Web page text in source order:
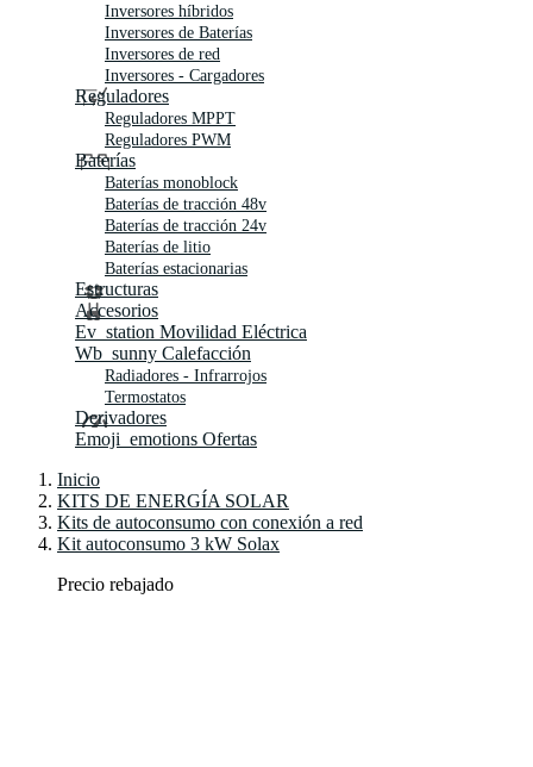
Inversores híbridos
Inversores de Baterías
Inversores de red
Inversores - Cargadores
Reguladores
Reguladores MPPT
Reguladores PWM
Baterías
Baterías monoblock
Baterías de tracción 48v
Baterías de tracción 24v
Baterías de litio
Baterías estacionarias
Estructuras
Accesorios
Ev_station Movilidad Eléctrica
Wb_sunny Calefacción
Radiadores - Infrarrojos
Termostatos
Derivadores
Emoji_emotions Ofertas
Inicio
KITS DE ENERGÍA SOLAR
Kits de autoconsumo con conexión a red
Kit autoconsumo 3 kW Solax
Precio rebajado